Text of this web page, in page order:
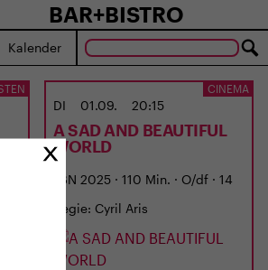
BAR+BISTRO
Kalender
CINEMA
DI 01.09. 20:15
A SAD AND BEAUTIFUL
WORLD
LBN 2025 · 110 Min. · O/df · 14
Regie: Cyril Aris